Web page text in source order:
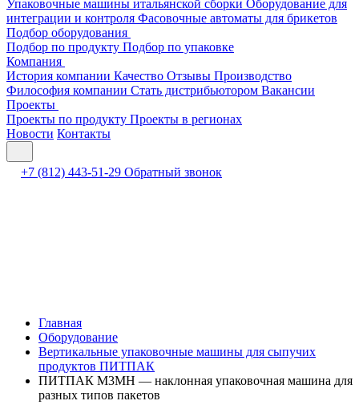
Упаковочные машины итальянской сборки Оборудование для
интеграции и контроля Фасовочные автоматы для брикетов
Подбор оборудования
Подбор по продукту Подбор по упаковке
Компания
История компании Качество Отзывы Производство
Философия компании Стать дистрибьютором Вакансии
Проекты
Проекты по продукту Проекты в регионах
Новости Контакты
+7 (812) 443-51-29 Обратный звонок
Главная
Оборудование
Вертикальные упаковочные машины для сыпучих
продуктов ПИТПАК
ПИТПАК М3МН — наклонная упаковочная машина для
разных типов пакетов